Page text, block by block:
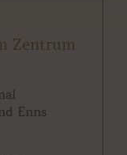
Zentrum
Enns